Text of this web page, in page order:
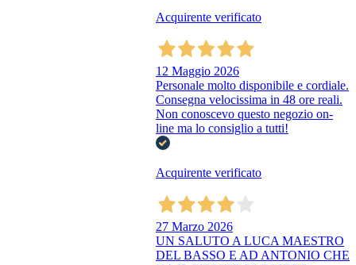
Acquirente verificato
12 Maggio 2026
Personale molto disponibile e cordiale.
Consegna velocissima in 48 ore reali.
Non conoscevo questo negozio on-
line ma lo consiglio a tutti!
Acquirente verificato
27 Marzo 2026
UN SALUTO A LUCA MAESTRO
DEL BASSO E AD ANTONIO CHE